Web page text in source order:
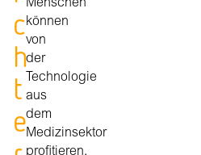
c
h
t
e
Menschen
können
von
der
Technologie
aus
dem
Medizinsektor
profitieren.